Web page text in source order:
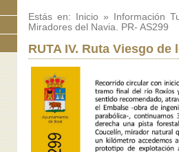
Estás en: Inicio »
Información
Miradores del Navia. PR- AS299
RUTA IV. Ruta Viesgo